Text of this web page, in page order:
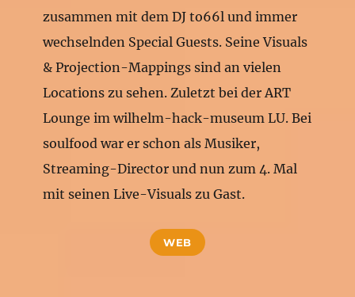
zusammen mit dem DJ to66l und immer
wechselnden Special Guests. Seine Visuals
& Projection-Mappings sind an vielen
Locations zu sehen. Zuletzt bei der ART
Lounge im wilhelm-hack-museum LU. Bei
soulfood war er schon als Musiker,
Streaming-Director und nun zum 4. Mal
mit seinen Live-Visuals zu Gast.
WEB